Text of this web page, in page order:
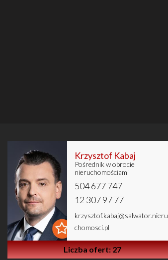
Krzysztof Kabaj
Pośrednik w obrocie
nieruchomościami
504 677 747
12 307 97 77
krzysztof.kabaj@salwator.nieru
chomosci.pl
Liczba ofert: 27